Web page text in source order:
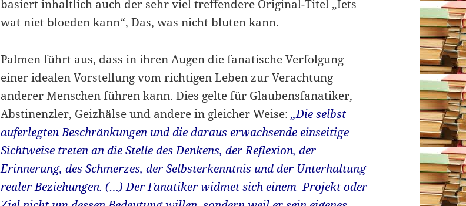
basiert inhaltlich auch der sehr viel treffendere Original-Titel „Iets
wat niet bloeden kann“, Das, was nicht bluten kann.
Palmen führt aus, dass in ihren Augen die fanatische Verfolgung
einer idealen Vorstellung vom richtigen Leben zur Verachtung
anderer Menschen führen kann. Dies gelte für Glaubensfanatiker,
Abstinenzler, Geizhälse und andere in gleicher Weise:„Die selbst
auferlegten Beschränkungen und die daraus erwachsende einseitige
Sichtweise treten an die Stelle des Denkens, der Reflexion,der
Erinnerung, des Schmerzes, der Selbsterkenntnis und der Unterhaltung
realer Beziehungen. (…) Der Fanatiker widmet sich einem Projekt oder